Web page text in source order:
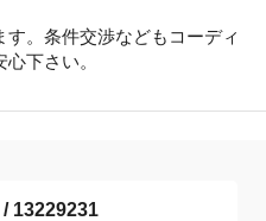
。条件交渉などもコーディ
下さい。
13229231